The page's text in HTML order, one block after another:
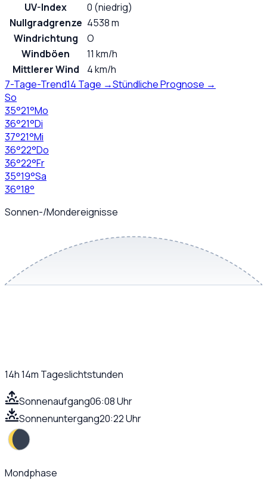
UV-Index
0 (niedrig)
Nullgradgrenze 4538 m
Windrichtung
O
Windböen
11 km/h
Mittlerer Wind
4 km/h
7-Tage-Trend14 Tage →Stündliche Prognose →
So
35°21°Mo
36°21°Di
37°21°Mi
36°22°Do
36°22°Fr
35°19°Sa
36°18°
Sonnen-/Mondereignisse
14h 14m Tageslichtstunden
Sonnenaufgang06:08 Uhr
Sonnenuntergang20:22 Uhr
Mondphase